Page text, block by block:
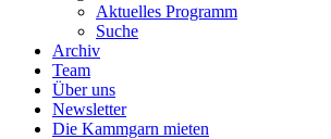
Aktuelles Programm
Suche
Archiv
Team
Über uns
Newsletter
Die Kammgarn mieten